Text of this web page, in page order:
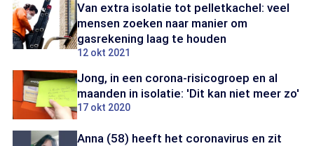
Van extra isolatie tot pelletkachel: veel
mensen zoeken naar manier om
gasrekening laag te houden
12 okt 2021
Jong, in een corona-risicogroep en al
maanden in isolatie: 'Dit kan niet meer zo'
17 okt 2020
Anna (58) heeft het coronavirus en zit